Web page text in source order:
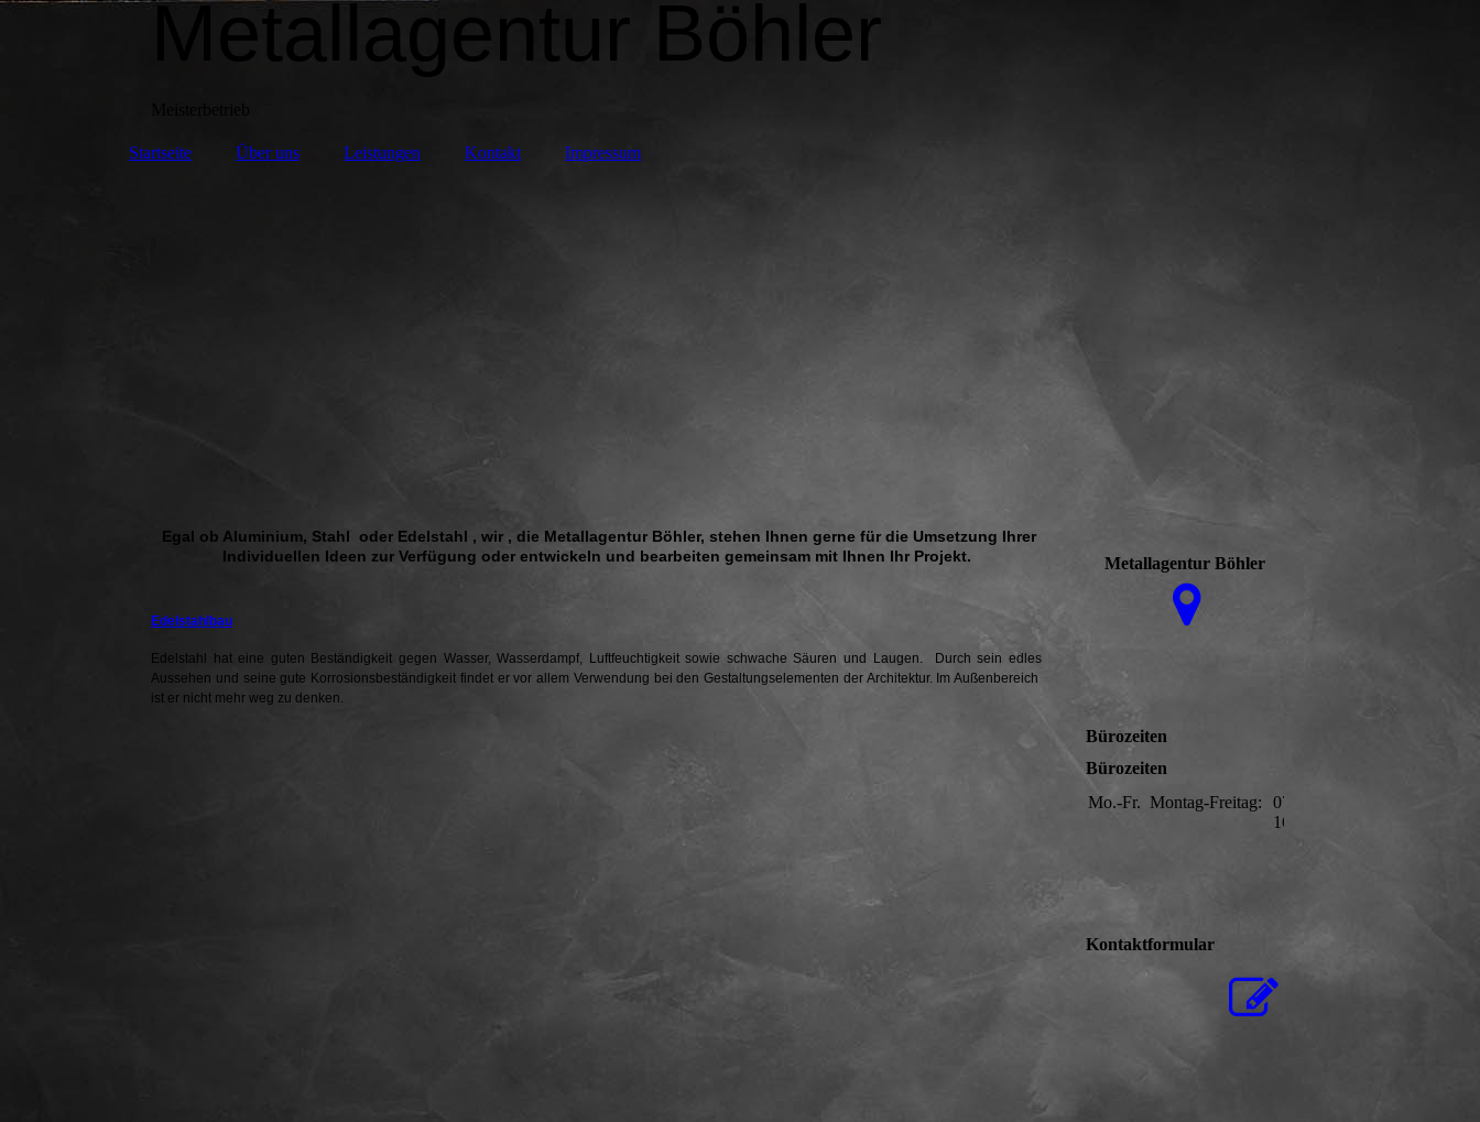
Metallagentur Böhler
Startseite Über uns Leistungen Kontakt Impressum
Egal ob Aluminium, Stahl oder Edelstahl , wir , die Metallagentur Böhler, stehen Ihnen gerne für die Umsetzung Ihrer
Individuellen Ideen zur Verfügung oder entwickeln und bearbeiten gemeinsam mit Ihnen Ihr Projekt.
Edelstahlbau
Edelstahl hat eine guten Beständigkeit gegen Wasser, Wasserdampf, Luftfeuchtigkeit sowie schwache Säuren und Laugen. Durch sein edles
Aussehen und seine gute Korrosionsbeständigkeit findet er vor allem Verwendung bei den Gestaltungselementen der Architektur. Im Außenbereich
ist er nicht mehr weg zu denken.
Metallagentur Böhler
Bürozeiten
Bürozeiten
Mo.-Fr. Montag-Freitag:
07:30-
16:00
Kontaktformular